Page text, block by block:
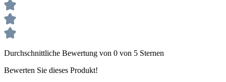
Durchschnittliche Bewertung von 0 von 5 Sternen
Bewerten Sie dieses Produkt!